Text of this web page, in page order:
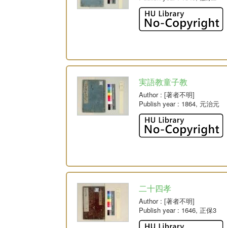
実語教童子教
Author: [著者不明]
Publish year: 1864, 元治元
二十四孝
Author: [著者不明]
Publish year: 1646, 正保3